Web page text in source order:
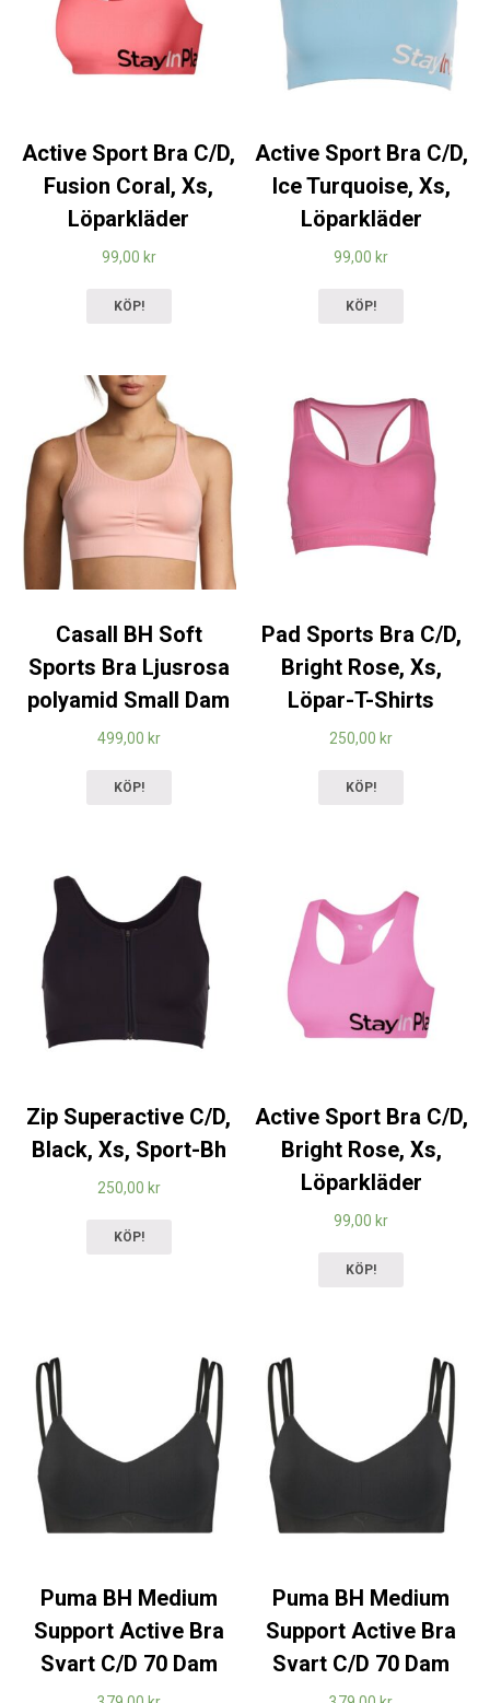
Active Sport Bra C/D,
Fusion Coral, Xs,
Löparkläder
99,00 kr
KÖP!
Active Sport Bra C/D,
Ice Turquoise, Xs,
Löparkläder
99,00 kr
KÖP!
Casall BH Soft
Sports Bra Ljusrosa
polyamid Small Dam
499,00 kr
KÖP!
Pad Sports Bra C/D,
Bright Rose, Xs,
Löpar-T-Shirts
250,00 kr
KÖP!
Zip Superactive C/D,
Black, Xs, Sport-Bh
250,00 kr
KÖP!
Active Sport Bra C/D,
Bright Rose, Xs,
Löparkläder
99,00 kr
KÖP!
Puma BH Medium
Support Active Bra
Svart C/D 70 Dam
Puma BH Medium
Support Active Bra
Svart C/D 70 Dam